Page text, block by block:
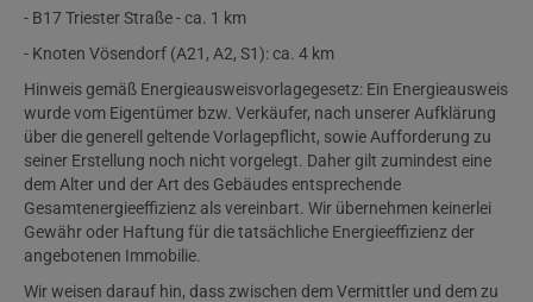
- B17 Triester Straße - ca. 1 km
- Knoten Vösendorf (A21, A2, S1): ca. 4 km
Hinweis gemäß Energieausweisvorlagegesetz: Ein Energieausweis
wurde vom Eigentümer bzw. Verkäufer, nach unserer Aufklärung
über die generell geltende Vorlagepflicht, sowie Aufforderung zu
seiner Erstellung noch nicht vorgelegt. Daher gilt zumindest eine
dem Alter und der Art des Gebäudes entsprechende
Gesamtenergieeffizienz als vereinbart. Wir übernehmen keinerlei
Gewähr oder Haftung für die tatsächliche Energieeffizienz der
angebotenen Immobilie.
Wir weisen darauf hin, dass zwischen dem Vermittler und dem zu